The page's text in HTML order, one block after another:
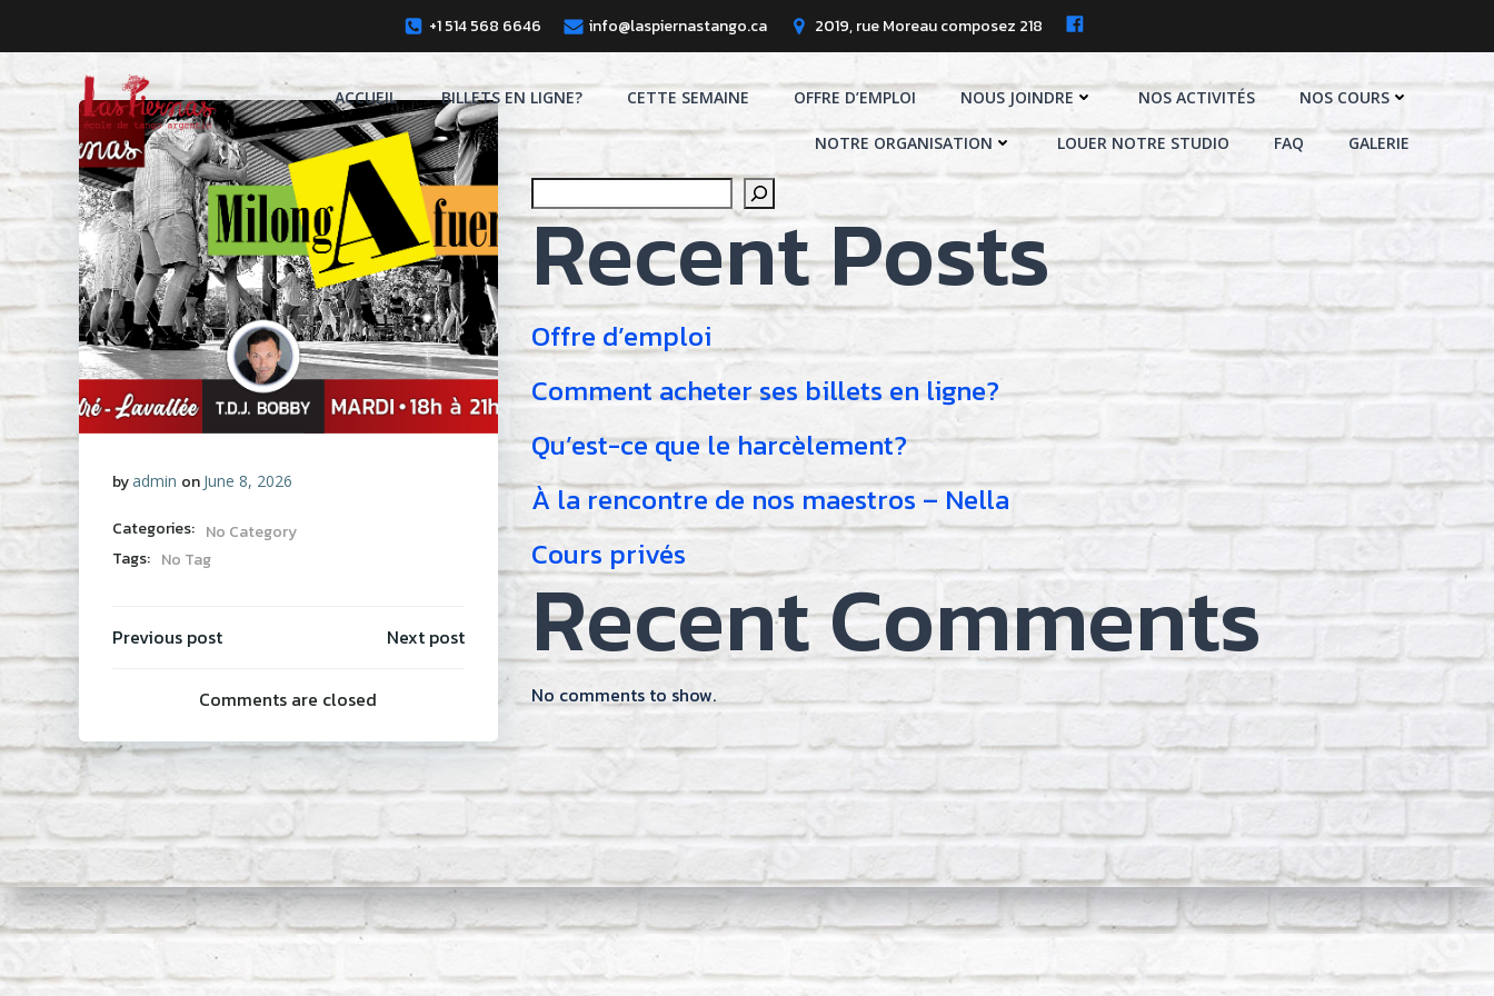
+1 514 568 6646 info@laspiernastango.ca 2019, rue Moreau composez 218
ACCUEIL BILLETS EN LIGNE? CETTE SEMAINE OFFRE D’EMPLOI NOUS JOINDRE NOS ACTIVITÉS NOS COURS
NOTRE ORGANISATION LOUER NOTRE STUDIO FAQ GALERIE
byadmin on June 8, 2026
Categories: No Category
Tags: No Tag
Post
navigation
Previous post Post
navigation
Next post
Comments are closed
Recent Posts
Offre d’emploi
Comment acheter ses billets en ligne?
Qu’est-ce que le harcèlement?
À la rencontre de nos maestros – Nella
Cours privés
Recent Comments
No comments to show.